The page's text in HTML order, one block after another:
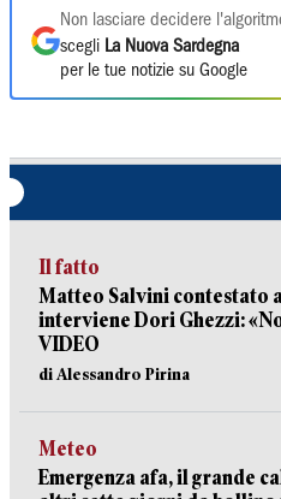
Non lasciare decidere
scegli La Nuova Sardegna
per le tue notizie su Google
Il fatto
Matteo Salvini contestato
interviene Dori Ghezzi:
VIDEO
di Alessandro Pirina
Meteo
Emergenza afa, il grande